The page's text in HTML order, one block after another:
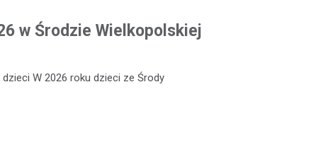
w Środzie Wielkopolskiej
W 2026 roku dzieci ze Środy